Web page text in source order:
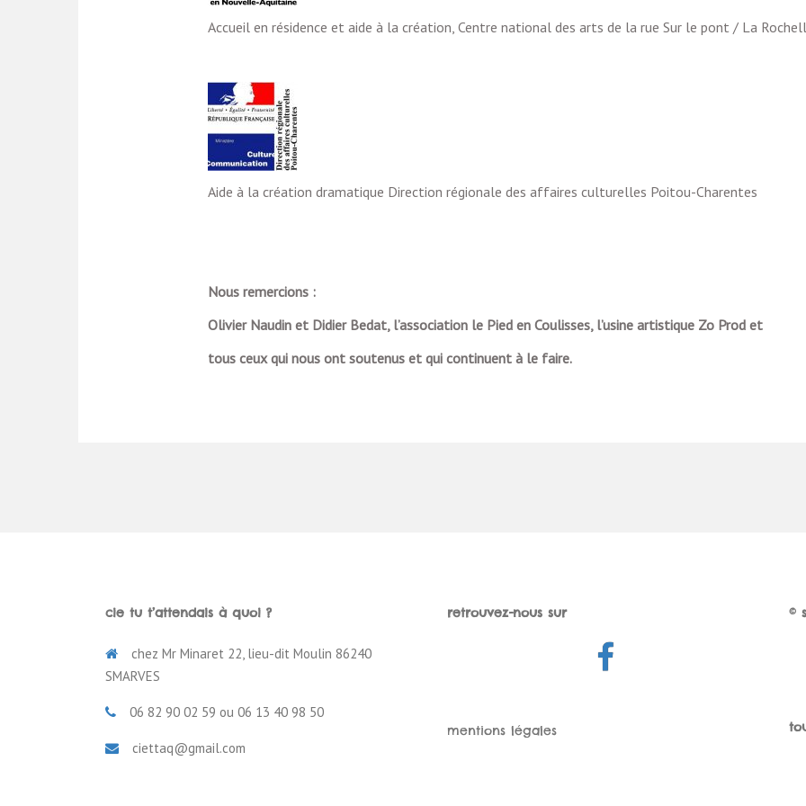
Accueil en résidence et aide à la création, Centre national des arts de la rue Sur le pont / La
Aide à la création dramatique Direction régionale des affaires culturelles Poitou-Charentes
Nous remercions :
Olivier Naudin et Didier Bedat, l’association le Pied en Coulisses, l’usine artistique Zo Prod et
tous ceux qui nous ont soutenus et qui continuent à le faire.
cie tu t’attendais à quoi ?
chez Mr Minaret 22, lieu-dit Moulin 86240
SMARVES
06 82 90 02 59 ou 06 13 40 98 50
ciettaq@gmail.com
retrouvez-nous sur
Facebook
mentions légales
©